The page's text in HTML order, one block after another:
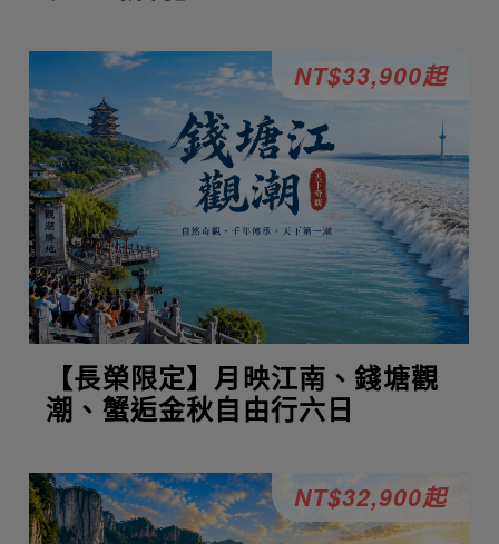
【長榮限定】月映江南、錢塘觀
潮、蟹逅金秋自由行六日
NT$33,900起
NT$32,900起